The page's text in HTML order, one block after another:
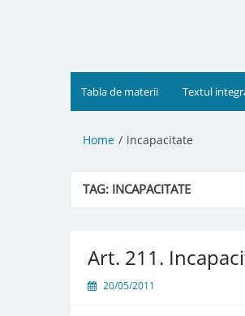
Tabla de materii Textul
Home incapacitate
TAG: INCAPACITATE
Art. 211.
20/05/2011